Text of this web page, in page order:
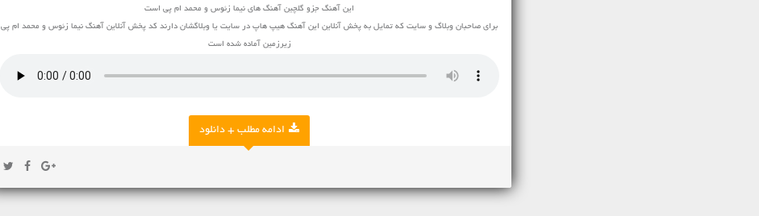
این آهنگ جزو گلچین آهنگ های نیما زئوس و محمد ام پی است
برای صاحبان وبلاگ و سایت که تمایل به پخش آنلاین این آهنگ هیپ هاپ در سایت یا وبلاگشان دارند کد پخش آنلاین آهنگ نیما زئوس و محمد ام پی
زیرزمین آماده شده است
ادامه مطلب + دانلود